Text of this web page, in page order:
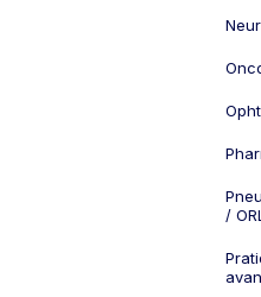
/